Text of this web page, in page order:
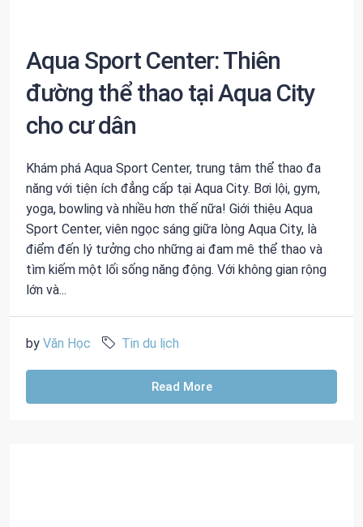
Aqua Sport Center: Thiên
đường thể thao tại Aqua City
cho cư dân
Khám phá Aqua Sport Center, trung tâm thể thao đa
năng với tiện ích đẳng cấp tại Aqua City. Bơi lội, gym,
yoga, bowling và nhiều hơn thế nữa! Giới thiệu Aqua
Sport Center, viên ngọc sáng giữa lòng Aqua City, là
điểm đến lý tưởng cho những ai đam mê thể thao và
tìm kiếm một lối sống năng động. Với không gian rộng
lớn và...
by Văn Học Tin du lịch
Read More